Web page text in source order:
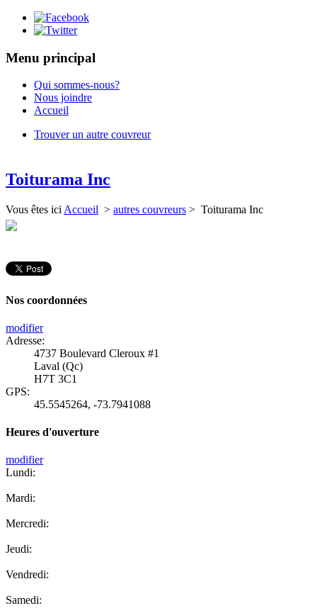
Menu principal
Qui sommes-nous?
Nous joindre
Accueil
Trouver un autre couvreur
Toiturama Inc
Vous êtes ici Accueil > autres couvreurs > Toiturama Inc
Nos coordonnées
modifier
Adresse:
4737 Boulevard Cleroux #1
Laval (Qc)
H7T 3C1
GPS:
45.5545264, -73.7941088
Heures d'ouverture
modifier
Lundi:
Mardi:
Mercredi:
Jeudi:
Vendredi:
Samedi: